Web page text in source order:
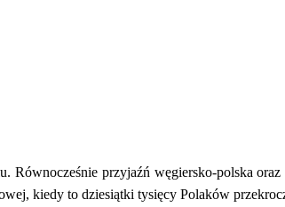
przyjaźń węgiersko-polska
kiedy to dziesiątki tysięcy Polaków